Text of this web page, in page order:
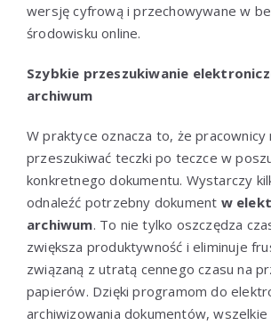
wersję cyfrową i przechowywane w
środowisku online.
Szybkie przeszukiwanie
archiwum
W praktyce oznacza to, że pracownicy
przeszukiwać teczki po teczce w
konkretnego dokumentu. Wystarczy
odnaleźć potrzebny dokument w
archiwum. To nie tylko oszczędza
zwiększa produktywność i eliminuje
związaną z utratą cennego czasu na
papierów. Dzięki programom do
archiwizowania dokumentów,